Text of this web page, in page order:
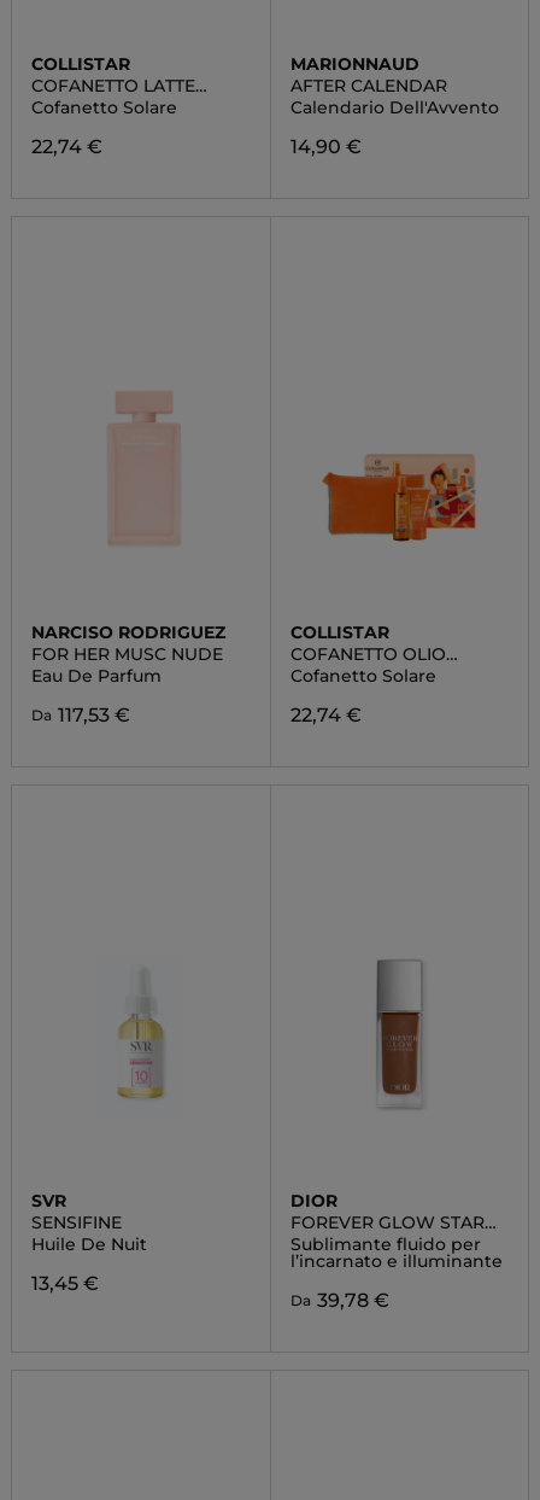
COLLISTAR
COFANETTO LATTE
SPRAY ABBRONZANTE
IDRATANTE SPF 20
Cofanetto Solare
22,74 €
MARIONNAUD
AFTER CALENDAR
Calendario Dell'Avvento
14,90 €
NARCISO RODRIGUEZ
FOR HER MUSC NUDE
Eau De Parfum
Da 117,53 €
COLLISTAR
COFANETTO OLIO
SECCO
SUPERABBRONZANTE
IDRATANTE SPF 6
Cofanetto Solare
22,74 €
SVR
SENSIFINE
Huile De Nuit
13,45 €
DIOR
FOREVER GLOW STAR
FILTER
Sublimante fluido per
l’incarnato e illuminante
Da 39,78 €